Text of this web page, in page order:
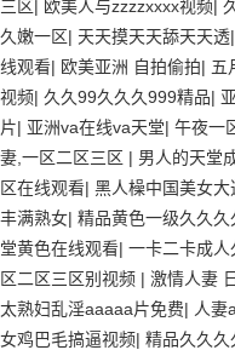
三区| 欧美人与zzzzxxxx视频|
久嫩一区| 天天摸天天舔天天透|
线观看| 欧美亚洲 自拍偷拍| 五
视频| 久久99久久久999精品|
片| 亚洲va在线va天堂| 午夜一
妻,一区二区三区 | 男人的天堂
区在线观看| 黑人橾中国美女大
丰满熟女| 精品黄色一级久久久
堂黄色在线观看| 一卡二卡成人
区二区三区别视频 | 激情人妻
太熟妇乱淫aaaaa片免费| 人妻
女鸡巴毛搞逼视频| 精品久久久